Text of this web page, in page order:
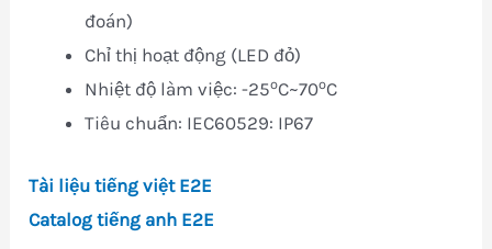
đoán)
Chỉ thị hoạt động (LED đỏ)
Nhiệt độ làm việc: -25oC~70oC
Tiêu chuẩn: IEC60529: IP67
Tài liệu tiếng việt E2E
Catalog tiếng anh E2E